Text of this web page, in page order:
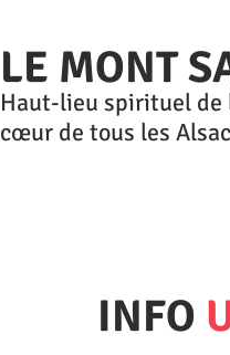
INFO
LE MONT
Haut-lieu spirituel de
cœur de tous les